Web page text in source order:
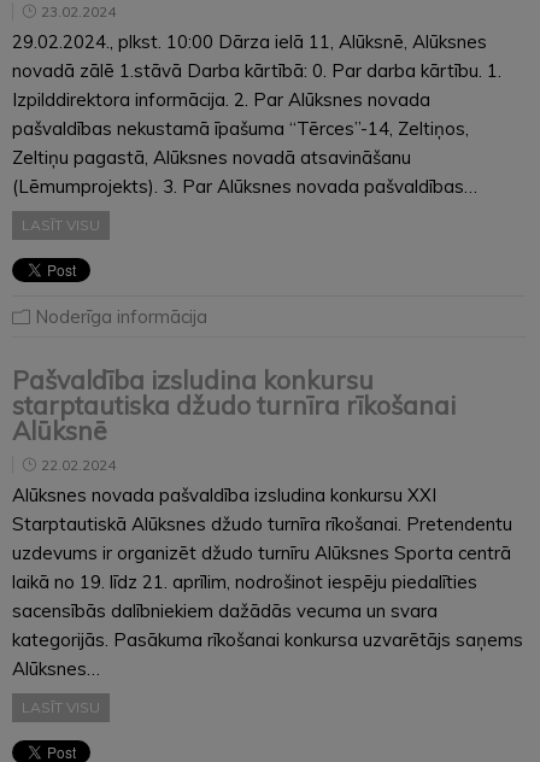
23.02.2024
29.02.2024., plkst. 10:00 Dārza ielā 11, Alūksnē, Alūksnes
novadā zālē 1.stāvā Darba kārtībā: 0. Par darba kārtību. 1.
Izpilddirektora informācija. 2. Par Alūksnes novada
pašvaldības nekustamā īpašuma “Tērces”-14, Zeltiņos,
Zeltiņu pagastā, Alūksnes novadā atsavināšanu
(Lēmumprojekts). 3. Par Alūksnes novada pašvaldības…
LASĪT VISU
Noderīga informācija
Pašvaldība izsludina konkursu
starptautiska džudo turnīra rīkošanai
Alūksnē
22.02.2024
Alūksnes novada pašvaldība izsludina konkursu XXI
Starptautiskā Alūksnes džudo turnīra rīkošanai. Pretendentu
uzdevums ir organizēt džudo turnīru Alūksnes Sporta centrā
laikā no 19. līdz 21. aprīlim, nodrošinot iespēju piedalīties
sacensībās dalībniekiem dažādās vecuma un svara
kategorijās. Pasākuma rīkošanai konkursa uzvarētājs saņems
Alūksnes…
LASĪT VISU